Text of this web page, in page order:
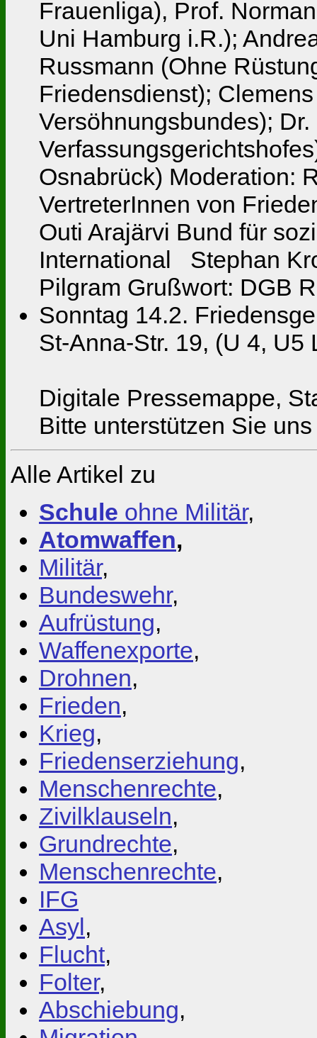
Frauenliga), Prof.
Uni Hamburg i.R.);
Russmann (Ohne
Friedensdienst);
Versöhnungsbundes);
Osnabrück) Moderation:
VertreterInnen von
Outi Arajärvi Bund für
International Stephan
Pilgram Grußwort: DGB
Sonntag 14.2.
St-Anna-Str. 19, (U 4,
Digitale Pressemappe,
Bitte unterstützen Sie
Alle Artikel zu
Schule ohne Militär,
Atomwaffen,
Militär,
Bundeswehr,
Aufrüstung,
Waffenexporte,
Drohnen,
Frieden,
Krieg,
Friedenserziehung,
Menschenrechte,
Zivilklauseln,
Grundrechte,
Menschenrechte,
IFG
Asyl,
Flucht,
Folter,
Abschiebung,